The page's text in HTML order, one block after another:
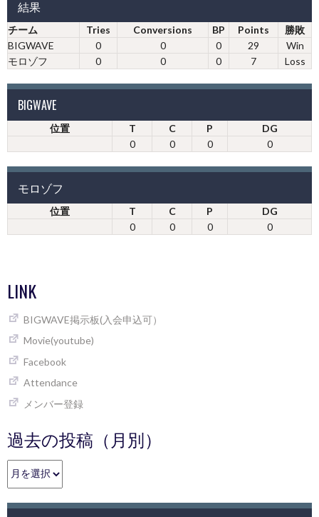
結果
チーム Tries Conversions BP Points
勝敗
BIGWAVE
0 0 0 29
Win
モロゾフ
0 0 0 7 Loss
BIGWAVE
位置 T C P
DG
0
0 0 0
モロゾフ
位置 T C P
DG
0
0 0 0
LINK
BIGWAVE掲示板(入会申込可）
Movie(youtube)
Facebook
Attendance
メンバー登録
過去の投稿（月別）
過
去
投